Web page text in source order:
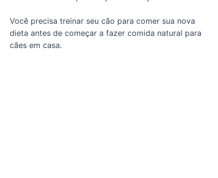
Você precisa treinar seu cão para comer sua nova
dieta antes de começar a fazer comida natural para
cães em casa.